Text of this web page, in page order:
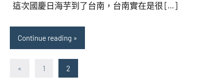
芋
這次國慶日海芋到了台南，台南實在是很 […]
Continue reading
文
« Previous1 2